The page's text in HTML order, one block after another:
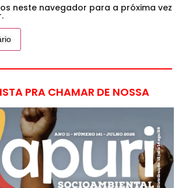
neste navegador para a próxima vez
PRA CHAMAR DE NOSSA